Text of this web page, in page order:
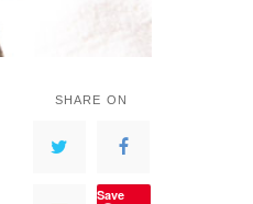
SHARE ON
Save